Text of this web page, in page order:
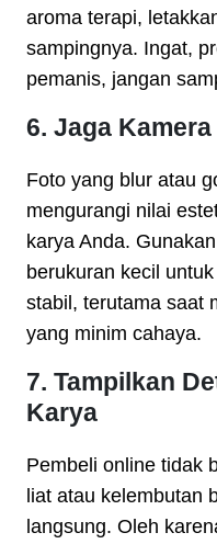
aroma terapi,
sampingnya. Ingat,
pemanis, jangan
6. Jaga
Foto yang blur atau
mengurangi nilai
karya Anda.
berukuran kecil
stabil, terutama saat
yang minim cahaya.
7. Tampilkan
Karya
Pembeli online tidak
liat atau kelembutan
langsung. Oleh